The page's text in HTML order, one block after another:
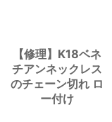
【修理】K18ベネ
チアンネックレス
のチェーン切れ ロ
ー付け